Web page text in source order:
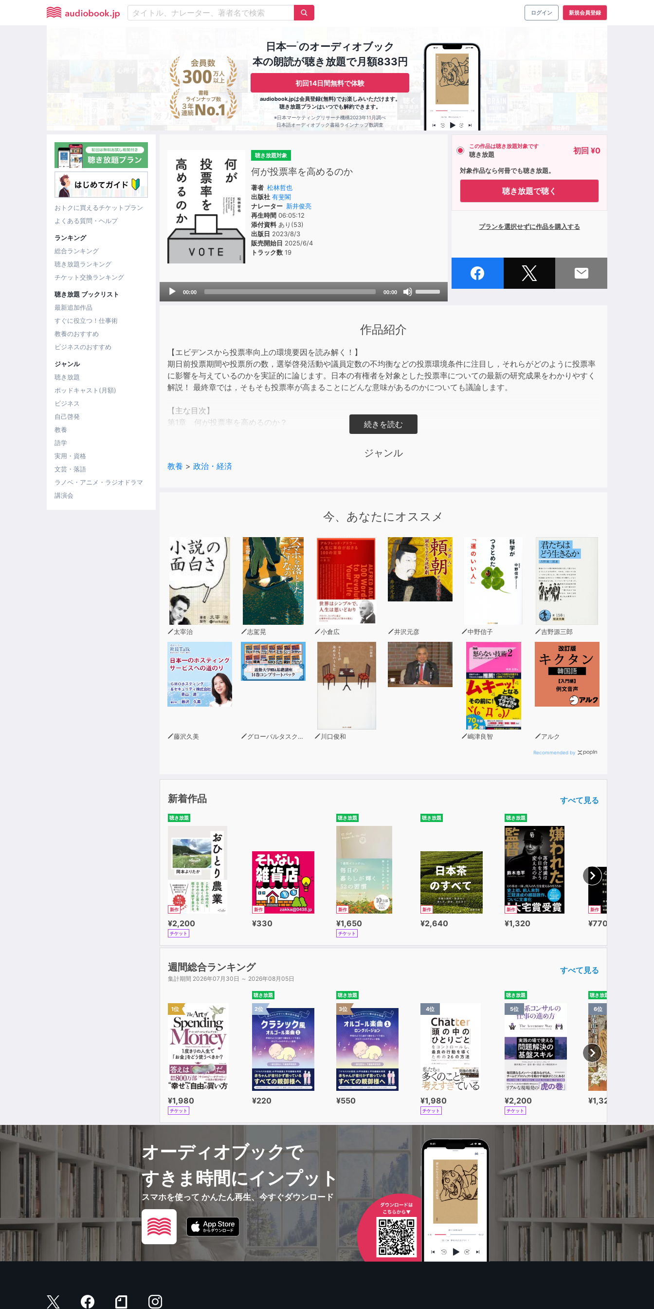
ログイン 新規会員登録
日本一※のオーディオブック
本の朗読が聴き放題で月額833円
初回14日間無料で体験
audiobook.jpは会員登録(無料)でお楽しみいただけます。
聴き放題プランはいつでも解約できます。
※日本マーケティングリサーチ機構2023年11月調べ
日本語オーディオブック書籍ラインナップ数調査
おトクに買えるチケットプラン
よくある質問・ヘルプ
ランキング
総合ランキング
聴き放題ランキング
チケット交換ランキング
聴き放題 ブックリスト
最新追加作品
すぐに役立つ！仕事術
教養のおすすめ
ビジネスのおすすめ
ジャンル
聴き放題
ポッドキャスト(月額)
ビジネス
自己啓発
教養
語学
実用・資格
文芸・落語
ラノベ・アニメ・ラジオドラマ
講演会
聴き放題対象
何が投票率を高めるのか
著者 松林哲也
出版社 有斐閣
ナレーター 新井俊亮
再生時間 06:05:12
添付資料あり(53)
出版日 2023/8/3
販売開始日 2025/6/4
トラック数 19
Audio
Player
00:00 00:00
decrease
volume.
この作品は聴き放題対象です
聴き放題 初回 ¥0
対象作品なら何冊でも聴き放題。
聴き放題で聴く
プランを選択せずに作品を購入する
作品紹介
【エビデンスから投票率向上の環境要因を読み解く！】
期日前投票期間や投票所の数，選挙啓発活動や議員定数の不均衡などの投票環境条件に注目し，それらがどのように投票率
に影響を与えているのかを実証的に論じます。日本の有権者を対象とした投票率についての最新の研究成果をわかりやすく
解説！ 最終章では，そもそも投票率が高まることにどんな意味があるのかについても議論します。
【主な目次】
第1章 何が投票率を高めるのか？
第2章 投票所が近いと投票に行く？――投票所と投票参加
第4章 投票啓発活動は投票率向上に効果的？――社会規範と投票参加
第5章 なぜ地方で投票率が高いのか？――議員定数不均衡と投票参加
第9章 投票率が向上すると政治は変わる？――投票参加の政策的帰結
ジャンル
教養 > 政治・経済
今、あなたにオススメ
太宰治 志駕晃 小倉広 井沢元彦 中野信子 吉野源三郎
藤沢久美 グローバルタスクフォース(著) 川口俊和 嶋津良智 アルク
Recommended by
新着作品 すべて見る
聴き放題
新作
¥2,200
チケット
新作
¥330
聴き放題
新作
¥1,650
チケット
聴き放題
新作
¥2,640
聴き放題
新作
¥1,320
新作
¥770
週間総合ランキング
集計期間 2026年07月30日 ～ 2026年08月05日
すべて見る
1位
¥1,980
チケット
聴き放題
2位
¥220
聴き放題
3位
¥550
4位
¥1,980
チケット
聴き放題
5位
¥2,200
チケット
聴き放題
6位
¥1,320
オーディオブックで
すきま時間にインプット
スマホを使って かんたん再生、今すぐダウンロード